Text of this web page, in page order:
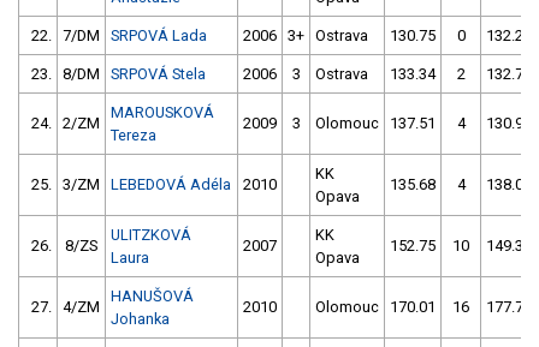
22. 7/DM SRPOVÁ Lada 2006 3+ Ostrava 130.75 0 132.28
23. 8/DM SRPOVÁ Stela 2006 3 Ostrava 133.34 2 132.71
24. 2/ZM
MAROUSKOVÁ
Tereza
2009 3 Olomouc 137.51 4 130.99
25. 3/ZM LEBEDOVÁ Adéla 2010
KK
Opava
135.68 4 138.07
26. 8/ZS
ULITZKOVÁ
Laura
2007
KK
Opava
152.75 10 149.38
27. 4/ZM
HANUŠOVÁ
Johanka
2010 Olomouc 170.01 16 177.73